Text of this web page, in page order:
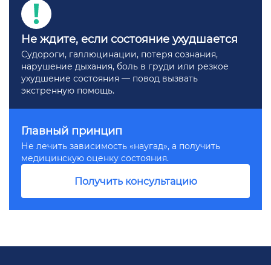
Не ждите, если состояние ухудшается
Судороги, галлюцинации, потеря сознания,
нарушение дыхания, боль в груди или резкое
ухудшение состояния — повод вызвать
экстренную помощь.
Главный принцип
Не лечить зависимость «наугад», а получить
медицинскую оценку состояния.
Получить консультацию